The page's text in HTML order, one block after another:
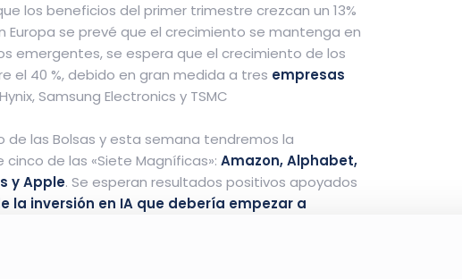
los beneficios del primer trimestre crezcan un 13%
Europa se prevé que el crecimiento se mantenga en
emergentes, se espera que el crecimiento de los
el 40 %, debido en gran medida a tres empresas
Samsung Electronics y TSMC
de las Bolsas y esta semana tendremos la
de las «Siete Magníficas»: Amazon, Alphabet,
y Apple. Se esperan resultados positivos apoyados
la inversión en IA que debería empezar a
del sector tecnológico y sostener el apetito por el